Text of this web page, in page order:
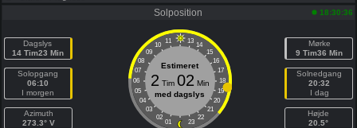
Solposition 18:30:36
Dagslys
14 Tim23 Min
Solopgang
06:10
I morgen
Azimuth
273.3° V
11 13
10
14
09
15
08
16
07
17
06
18
05
19
04
20
03
21
02
22
01 23
Estimeret
2 Tim 02 Min
med dagslys
Mørke
9 Tim36 Min
Solnedgang
20:32
I dag
Højde
20.5°